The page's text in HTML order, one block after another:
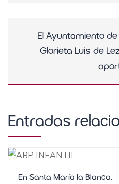
El Ayuntamiento
Glorieta Luis de
Entradas
En Santa María la Blanca,